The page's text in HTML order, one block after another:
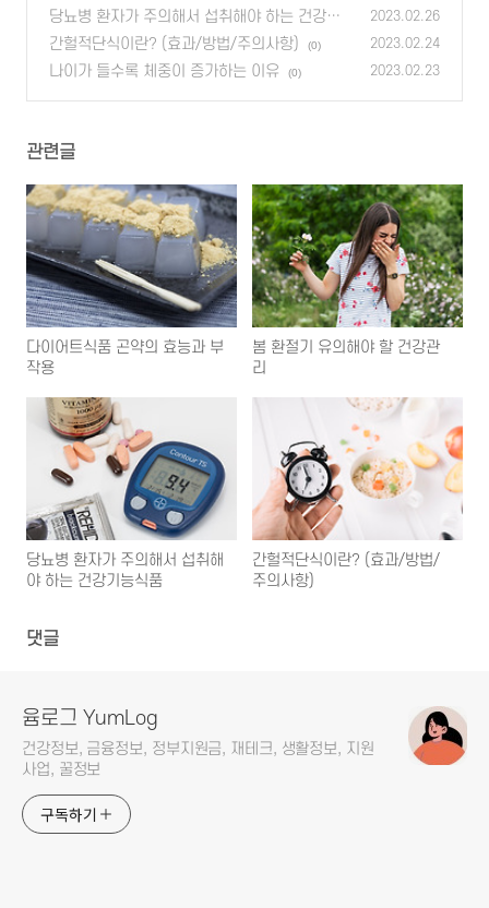
당뇨병 환자가 주의해서 섭취해야 하는 건강기
능식품
(0)
2023.02.26
간헐적단식이란? (효과/방법/주의사항) (0) 2023.02.24
나이가 들수록 체중이 증가하는 이유 (0) 2023.02.23
관련글
다이어트식품 곤약의 효능과 부
작용
봄 환절기 유의해야 할 건강관
리
당뇨병 환자가 주의해서 섭취해
야 하는 건강기능식품
간헐적단식이란? (효과/방법/
주의사항)
댓글
윰로그 YumLog
건강정보, 금융정보, 정부지원금, 재테크, 생활정보, 지원
사업, 꿀정보
구독하기